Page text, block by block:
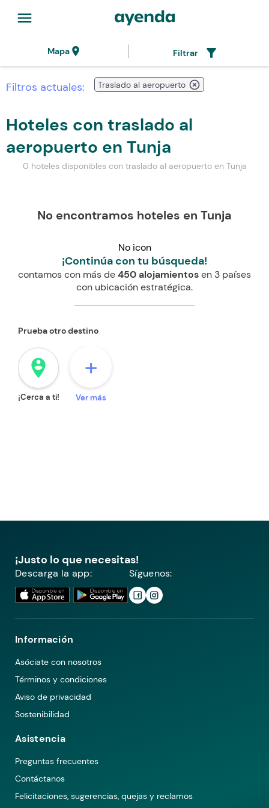
menu
Mapalocation_on Filtrar filter_alt
Filtros actuales: Traslado al aeropuerto highlight_off
Hoteles con traslado al
aeropuerto en Tunja
0 hoteles disponibles con traslado al aeropuerto en Tunja
No encontramos hoteles en Tunja
No icon
¡Continúa con tu búsqueda!
contamos con más de450 alojamientosen 3 países
con ubicación estratégica.
Prueba otro destino
person_pin_circle
¡Cerca a ti!
+
Ver más
¡Justo lo que necesitas!
Descarga la app: Síguenos:
Información
Asóciate con nosotros
Términos y condiciones
Aviso de privacidad
Sostenibilidad
Asistencia
Preguntas frecuentes
Contáctanos
Felicitaciones, sugerencias, quejas y reclamos